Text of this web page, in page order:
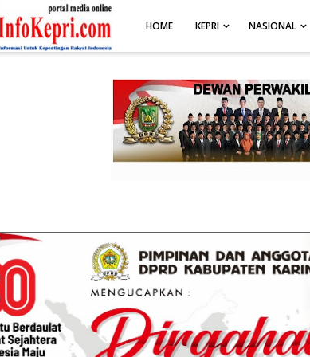
0 auto; max-width: 100%; height: auto; }
HOME KEPRI NASIONAL